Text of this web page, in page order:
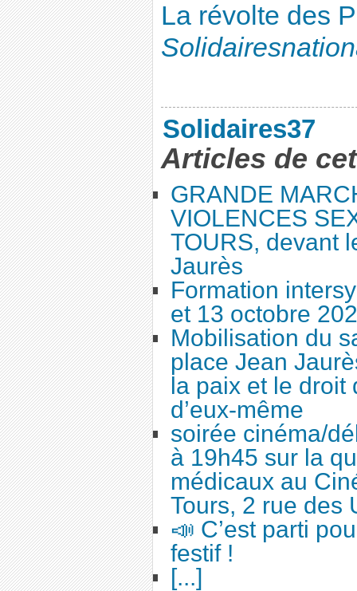
La révolte des
Solidaires37
Articles de
GRANDE
VIOLENCES
TOURS, devant
Jaurès
Formation
et 13 octobre
Mobilisation du
place Jean
la paix et le droit
d’eux-même
soirée cinéma/
à 19h45 sur la
médicaux au
Tours, 2 rue des
📣 C’est parti
festif !
[...]